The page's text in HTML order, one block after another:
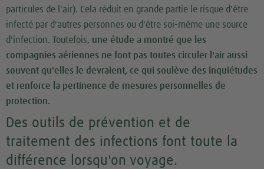
particules de l'air). Cela réduit en grande partie le risque d'être
infecté par d'autres personnes ou d'être soi-même une source
d'infection. Toutefois, une étude a montré que les
compagnies aériennes ne font pas toutes circuler l'air aussi
souvent qu'elles le devraient, ce qui soulève des inquiétudes
et renforce la pertinence de mesures personnelles de
protection.
Des outils de prévention et de
traitement des infections font toute la
différence lorsqu'on voyage.